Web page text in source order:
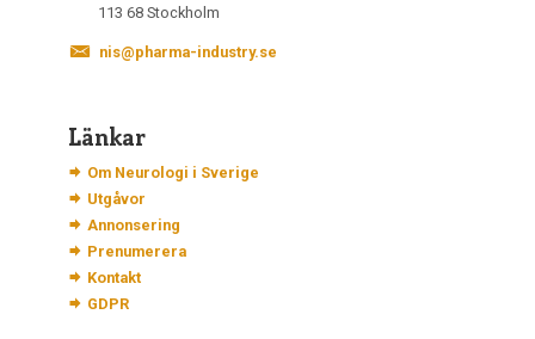
113 68 Stockholm
nis@pharma-industry.se
Länkar
Om Neurologi i Sverige
Utgåvor
Annonsering
Prenumerera
Kontakt
GDPR